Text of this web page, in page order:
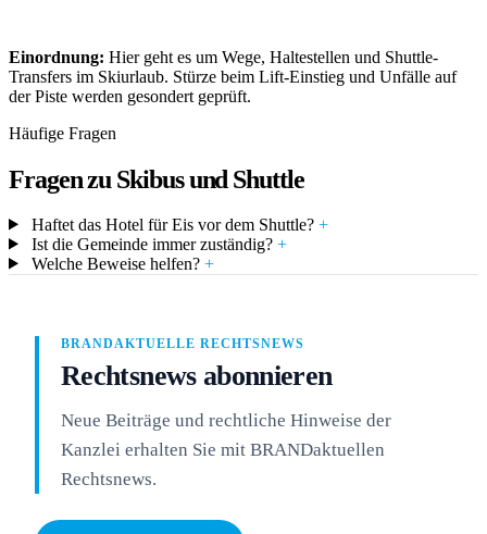
Einordnung: Hier geht es um Wege, Haltestellen und Shuttle-
Transfers im Skiurlaub. Stürze beim Lift-Einstieg und Unfälle auf
der Piste werden gesondert geprüft.
Häufige Fragen
Fragen zu Skibus und Shuttle
Haftet das Hotel für Eis vor dem Shuttle? +
Ist die Gemeinde immer zuständig? +
Welche Beweise helfen? +
BRANDAKTUELLE RECHTSNEWS
Rechtsnews abonnieren
Neue Beiträge und rechtliche Hinweise der
Kanzlei erhalten Sie mit BRANDaktuellen
Rechtsnews.